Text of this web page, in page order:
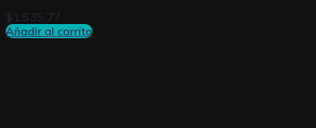
$1.535,77
Añadir al carrito